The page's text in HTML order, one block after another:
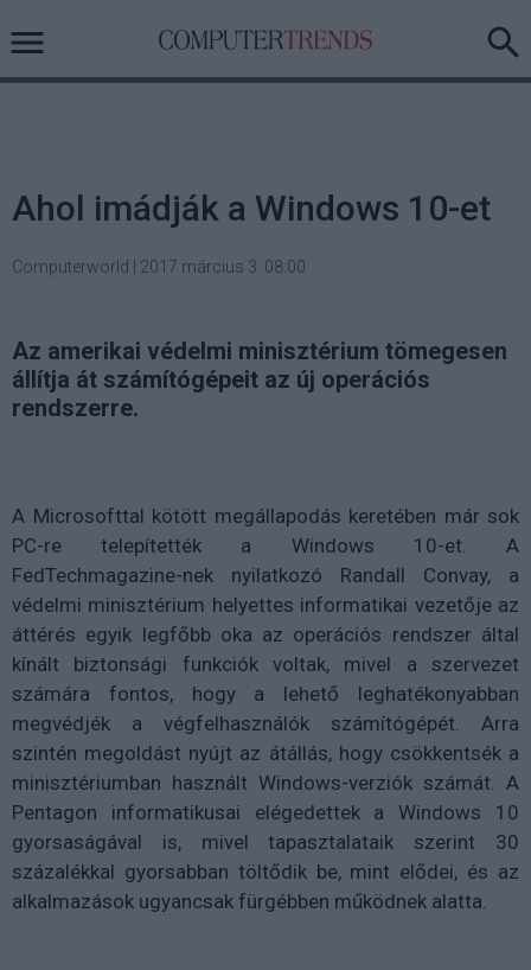
Ahol imádják a Windows 10-et
Computerworld 2017 március 3. 08:00
Az amerikai védelmi minisztérium tömegesen
állítja át számítógépeit az új operációs
rendszerre.
A Microsofttal kötött megállapodás keretében már sok
PC-re telepítették a Windows 10-et. A
FedTechmagazine-nek nyilatkozó Randall Convay, a
védelmi minisztérium helyettes informatikai vezetője az
áttérés egyik legfőbb oka az operációs rendszer által
kínált biztonsági funkciók voltak, mivel a szervezet
számára fontos, hogy a lehető leghatékonyabban
megvédjék a végfelhasználók számítógépét. Arra
szintén megoldást nyújt az átállás, hogy csökkentsék a
minisztériumban használt Windows-verziók számát. A
Pentagon informatikusai elégedettek a Windows 10
gyorsaságával is, mivel tapasztalataik szerint 30
százalékkal gyorsabban töltődik be, mint elődei, és az
alkalmazások ugyancsak fürgébben működnek alatta.